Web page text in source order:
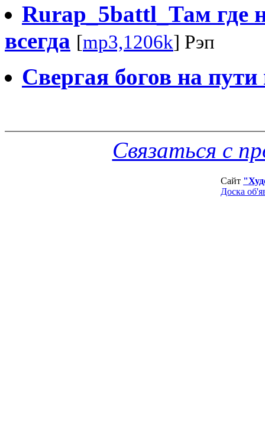
Rurap_5battl_Там где
всегда [mp3,1206k] Рэп
Свергая богов на пути
Связаться с
Сайт
Доска